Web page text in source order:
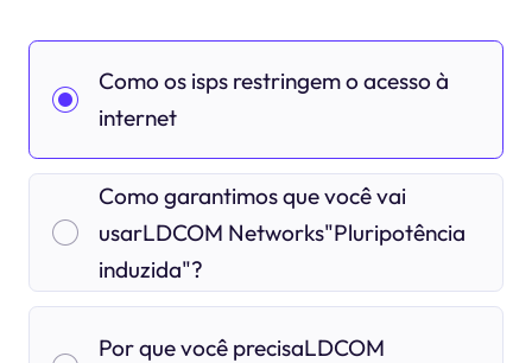
Como os isps restringem o acesso à
internet
Como garantimos que você vai
usarLDCOM Networks"Pluripotência
induzida"?
Por que você precisaLDCOM